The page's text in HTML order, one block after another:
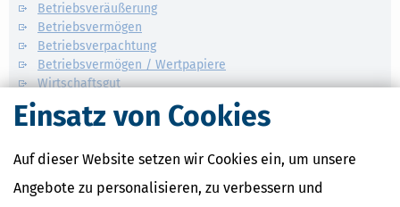
Einsatz von Cookies
Auf dieser Website setzen wir Cookies ein, um unsere
Angebote zu personalisieren, zu verbessern und
Betriebsveräußerung
Betriebsvermögen
Betriebsverpachtung
Betriebsvermögen / Wertpapiere
Wirtschaftsgut